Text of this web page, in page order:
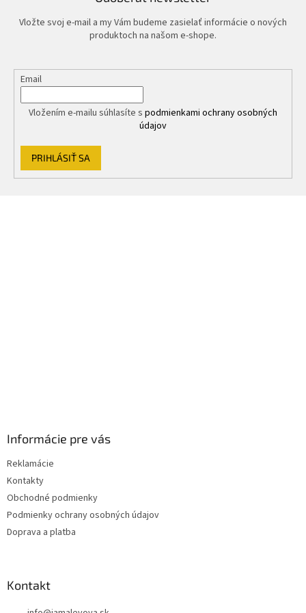
Vložte svoj e-mail a my Vám budeme zasielať informácie o nových
produktoch na našom e-shope.
Email
Vložením e-mailu súhlasíte s podmienkami ochrany osobných
údajov
PRIHLÁSIŤ SA
Informácie pre vás
Reklamácie
Kontakty
Obchodné podmienky
Podmienky ochrany osobných údajov
Doprava a platba
Kontakt